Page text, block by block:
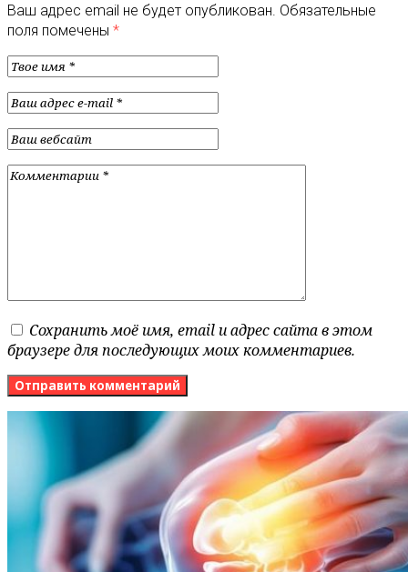
Ваш адрес email не будет опубликован. Обязательные
поля помечены *
Сохранить моё имя, email и адрес сайта в этом
браузере для последующих моих комментариев.